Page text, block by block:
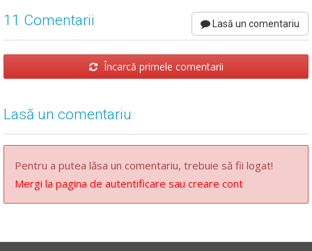
11 Comentarii Lasă un comentariu
Încarcă primele comentarii
Lasă un comentariu
Pentru a putea lăsa un comentariu, trebuie să fii logat!
Mergi la pagina de autentificare sau creare cont